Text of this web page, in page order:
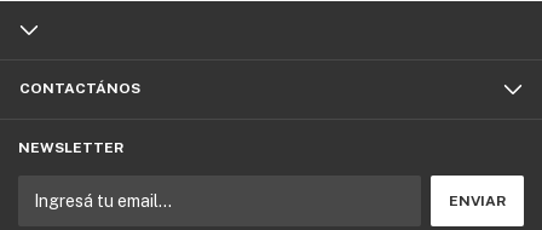
CONTACTÁNOS
NEWSLETTER